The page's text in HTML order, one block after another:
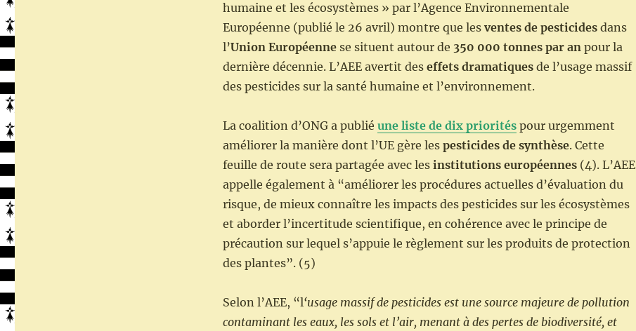
humaine et les écosystèmes » par l’Agence Environnementale
Européenne (publié le 26 avril) montre que lesventes de pesticidesdans
l’Union Européennese situent autour de 350 000 tonnes par anpour la
dernière décennie. L’AEE avertit des effets dramatiquesde l’usage massif
des pesticides sur la santé humaine et l’environnement.
La coalition d’ONG a publié une liste de dix prioritéspour urgemment
améliorer la manière dont l’UE gère lespesticides de synthèse. Cette
feuille de route sera partagée avec les institutions européennes(4). L’AEE
appelle également à “améliorer les procédures actuelles d’évaluation du
risque, de mieux connaître les impacts des pesticides sur les écosystèmes
et aborder l’incertitude scientifique, en cohérence avec le principe de
précaution sur lequel s’appuie le règlement sur les produits de protection
des plantes”. (5)
Selon l’AEE, “l‘usage massif de pesticides est une source majeure de pollution
contaminant les eaux, les sols et l’air, menant à des pertes de biodiversité, et